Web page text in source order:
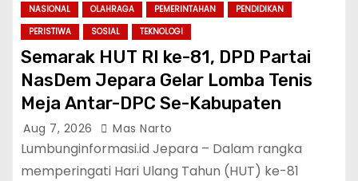
NASIONAL
OLAHRAGA PEMERINTAHAN
PENDIDIKAN
PERISTIWA
SOSIAL TEKNOLOGI
Semarak HUT RI ke-81, DPD Partai
NasDem Jepara Gelar Lomba Tenis
Meja Antar-DPC Se-Kabupaten
Aug 7, 2026 Mas Narto
Lumbunginformasi.id Jepara – Dalam rangka
memperingati Hari Ulang Tahun (HUT) ke-81